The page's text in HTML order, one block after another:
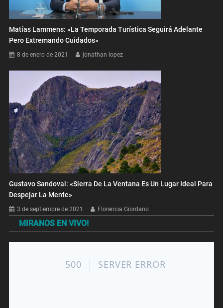
Matías Lammens: «La Temporada Turística Seguirá Adelante
Pero Extremando Cuidados»
8 de enero de 2021 jonathan lopez
Gustavo Sandoval: «Sierra De La Ventana Es Un Lugar Ideal Para
Despejar La Mente»
3 de septiembre de 2021 Florencia Giordano
MIRANOS EN VIVO!